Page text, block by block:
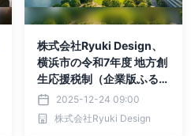
株式会社Ryuki Design、
横浜市の令和7年度 地方創
生応援税制（企業版ふるさ
と納税）を通じてGREEN
×EXPO推進事業へ寄付を
実施
2025-12-24 09:00
株式会社Ryuki Design